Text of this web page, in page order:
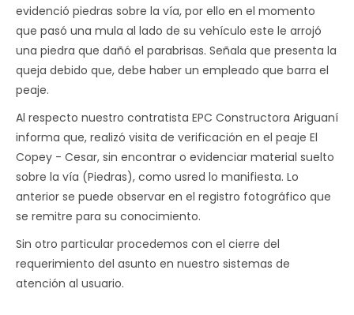
evidenció piedras sobre la vía, por ello en el momento
que pasó una mula al lado de su vehículo este le arrojó
una piedra que dañó el parabrisas. Señala que presenta la
queja debido que, debe haber un empleado que barra el
peaje.
Al respecto nuestro contratista EPC Constructora Ariguaní
informa que, realizó visita de verificación en el peaje El
Copey - Cesar, sin encontrar o evidenciar material suelto
sobre la vía (Piedras), como usred lo manifiesta. Lo
anterior se puede observar en el registro fotográfico que
se remitre para su conocimiento.
Sin otro particular procedemos con el cierre del
requerimiento del asunto en nuestro sistemas de
atención al usuario.